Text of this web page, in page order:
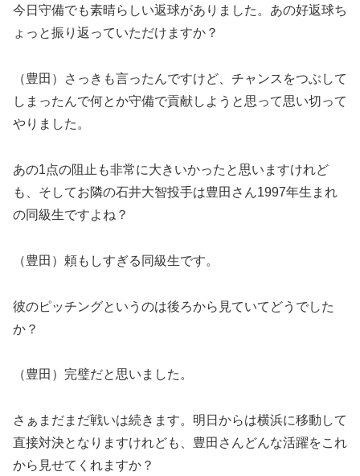
今日守備でも素晴らしい返球がありました。あの好返球ち
ょっと振り返っていただけますか？
（豊田）さっきも言ったんですけど、チャンスをつぶして
しまったんで何とか守備で貢献しようと思って思い切って
やりました。
あの1点の阻止も非常に大きいかったと思いますけれど
も、そしてお隣の石井大智投手は豊田さん1997年生まれ
の同級生ですよね？
（豊田）頼もしすぎる同級生です。
彼のピッチングというのは後ろから見ていてどうでした
か？
（豊田）完璧だと思いました。
さぁまだまだ戦いは続きます。明日からは横浜に移動して
直接対決となりますけれども、豊田さんどんな活躍をこれ
から見せてくれますか？